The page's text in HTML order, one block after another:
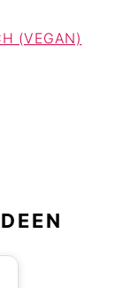
(VEGAN)